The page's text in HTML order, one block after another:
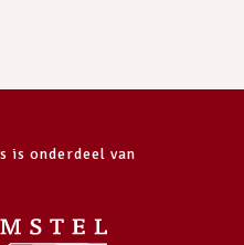
is onderdeel van